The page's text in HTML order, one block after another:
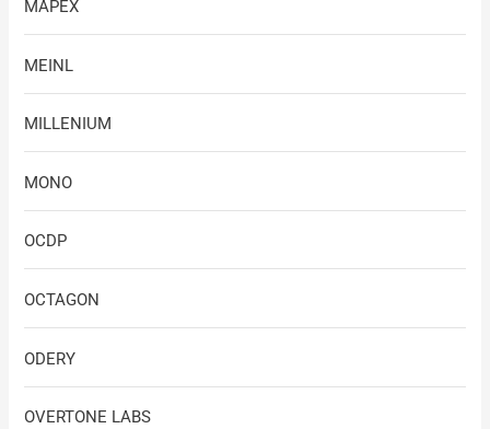
MAPEX
MEINL
MILLENIUM
MONO
OCDP
OCTAGON
ODERY
OVERTONE LABS